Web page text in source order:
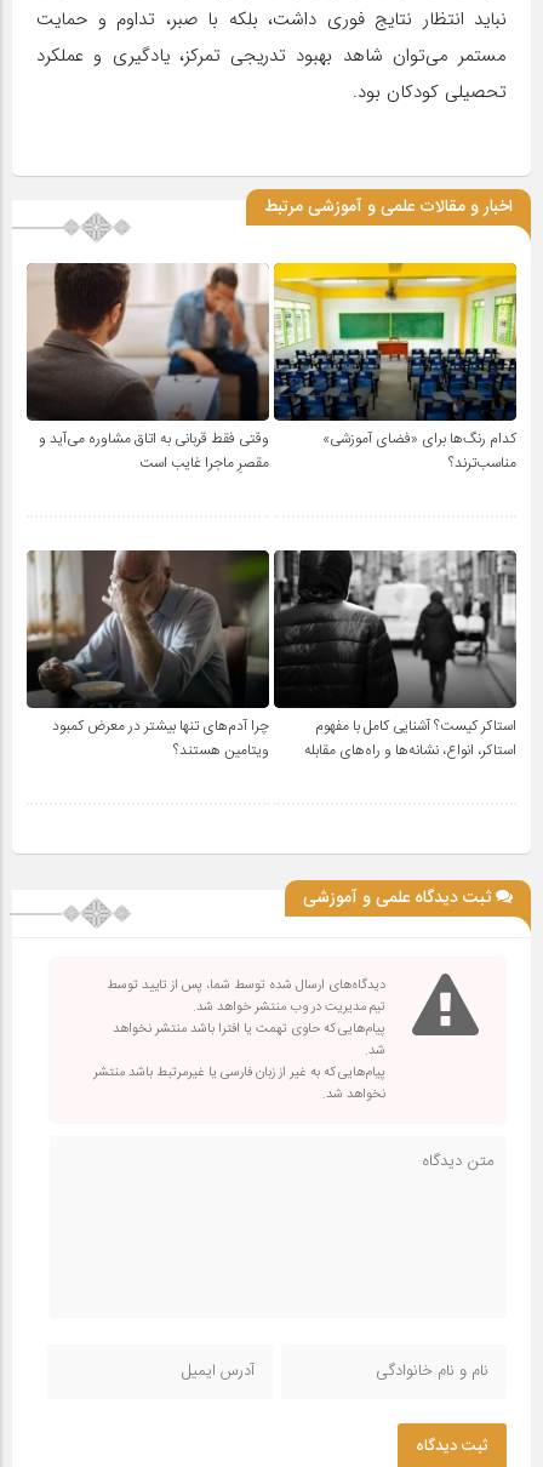
نباید انتظار نتایج فوری داشت، بلکه با صبر، تداوم و حمایت
مستمر می‌توان شاهد بهبود تدریجی تمرکز، یادگیری و عملکرد
تحصیلی کودکان بود.
اخبار و مقالات علمی و آموزشی مرتبط
کدام رنگ‌ها برای «فضای آموزشی»
مناسب‌ترند؟
وقتی فقط قربانی به اتاق مشاوره می‌آید و
مقصرِ ماجرا غایب است
استاکر کیست؟ آشنایی کامل با مفهوم
استاکر، انواع، نشانه‌ها و راه‌های مقابله
چرا آدم‌های تنها بیشتر در معرض کمبود
ویتامین هستند؟
ثبت دیدگاه علمی و آموزشی
دیدگاه‌های ارسال شده توسط شما، پس از تایید توسط
تیم مدیریت در وب منتشر خواهد شد.
پیام‌هایی که حاوی تهمت یا افترا باشد منتشر نخواهد
شد.
پیام‌هایی که به غیر از زبان فارسی یا غیرمرتبط باشد منتشر
نخواهد شد.
ثبت دیدگاه